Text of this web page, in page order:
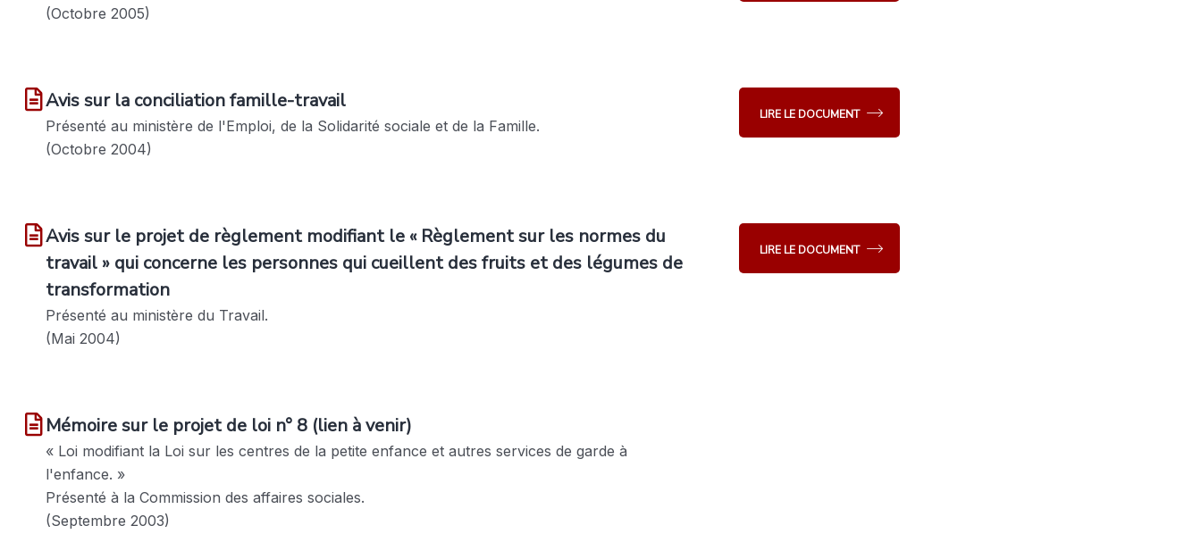
(Octobre 2005)
Avis sur la conciliation famille-travail
Présenté au ministère de l'Emploi, de la Solidarité sociale et de la Famille.
(Octobre 2004)
LIRE LE DOCUMENT
Avis sur le projet de règlement modifiant le « Règlement sur les normes du
travail » qui concerne les personnes qui cueillent des fruits et des légumes de
transformation
Présenté au ministère du Travail.
(Mai 2004)
LIRE LE DOCUMENT
Mémoire sur le projet de loi n° 8 (lien à venir)
« Loi modifiant la Loi sur les centres de la petite enfance et autres services de garde à
l'enfance. »
Présenté à la Commission des affaires sociales.
(Septembre 2003)